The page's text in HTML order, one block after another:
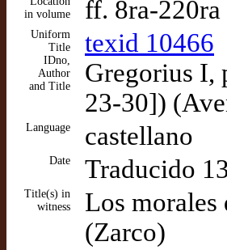
in volume
ff. 8ra-
Uniform
Title
IDno,
Author
and Title
texid 10466
Gregorius I,
23-30])
Language castellano
Date Traducido
Title(s) in
witness
Los morales
(Zarco)